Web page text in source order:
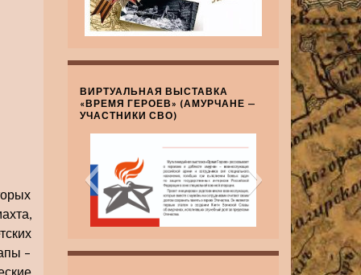
–
ВИРТУАЛЬНАЯ ВЫСТАВКА
«ВРЕМЯ ГЕРОЕВ» (АМУРЧАНЕ —
УЧАСТНИКИ СВО)